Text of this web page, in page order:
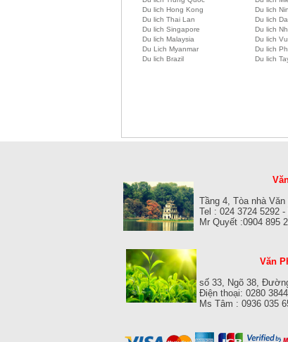
Du lich Hong Kong
Du lich Thai Lan
Du lich Singapore
Du lich Malaysia
Du Lich Myanmar
Du lich Brazil
Du lich
Du lich
Du lich
Du lich
Du lich
Du lich
Tầng 4, Tòa nhà
Tel : 024 3724 5292
Mr Quyết :0904 895
Văn
số 33, Ngõ 38,
Điện thoại: 0280
Ms Tâm : 0936 035